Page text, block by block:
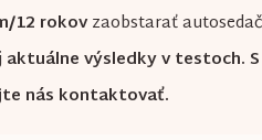
12 rokovzaobstarať
aktuálne výsledky v testoch.
nás kontaktovať.